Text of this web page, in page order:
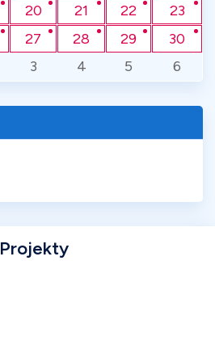
20 21 22
23
27 28 29
30
3 4 5 6
Projekty